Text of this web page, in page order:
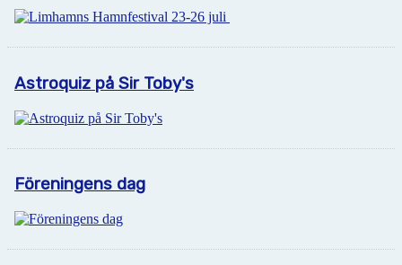
Astroquiz på Sir Toby's
Föreningens dag